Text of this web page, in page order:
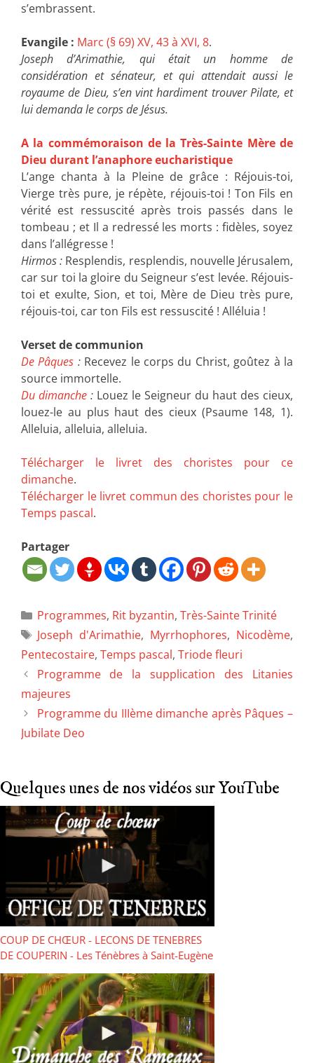
s’embrassent.
Evangile : Marc (§ 69) XV, 43 à XVI, 8.
Joseph d’Arimathie, qui était un homme de
considération et sénateur, et qui attendait aussi le
royaume de Dieu, s’en vint hardiment trouver Pilate, et
lui demanda le corps de Jésus.
A la commémoraison de la Très-Sainte Mère de
Dieu durant l’anaphore eucharistique
L’ange chanta à la Pleine de grâce : Réjouis-toi,
Vierge très pure, je répète, réjouis-toi ! Ton Fils en
vérité est ressuscité après trois passés dans le
tombeau ; et Il a redressé les morts : fidèles, soyez
dans l’allégresse !
Hirmos : Resplendis, resplendis, nouvelle Jérusalem,
car sur toi la gloire du Seigneur s’est levée. Réjouis-
toi et exulte, Sion, et toi, Mère de Dieu très pure,
réjouis-toi, car ton Fils est ressuscité ! Alléluia !
Verset de communion
De Pâques : Recevez le corps du Christ, goûtez à la
source immortelle.
Du dimanche : Louez le Seigneur du haut des cieux,
louez-le au plus haut des cieux (Psaume 148, 1).
Alleluia, alleluia, alleluia.
Télécharger le livret des choristes pour ce
dimanche.
Télécharger le livret commun des choristes pour le
Temps pascal.
Partager
Programmes, Rit byzantin, Très-Sainte Trinité
Joseph d'Arimathie, Myrrhophores, Nicodème,
Pentecostaire, Temps pascal, Triode fleuri
Programme de la supplication des Litanies
majeures
Programme du IIIème dimanche après Pâques –
Jubilate Deo
Quelques unes de nos vidéos sur YouTube
COUP DE CHŒUR - LECONS DE TENEBRES
DE COUPERIN - Les Ténèbres à Saint-Eugène